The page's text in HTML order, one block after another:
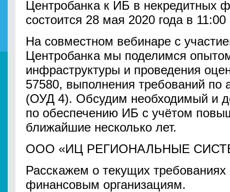
Центробанка к ИБ в некредитных
состоится 28 мая 2020 года в
На совместном вебинаре с
Центробанка мы поделимся
инфраструктуры и проведения
57580, выполнения требований по
(ОУД 4). Обсудим необходимый и
по обеспечению ИБ с учётом
ближайшие несколько лет.
ООО «ИЦ РЕГИОНАЛЬНЫЕ
Расскажем о текущих
финансовым организациям.